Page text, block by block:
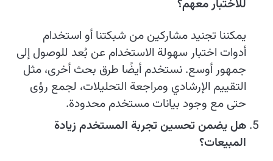
للاختبار معهم؟
يمكننا تجنيد مشاركين من شبكتنا أو استخدام
أدوات اختبار سهولة الاستخدام عن بُعد للوصول إلى
جمهور أوسع. نستخدم أيضًا طرق بحث أخرى، مثل
التقييم الإرشادي ومراجعة التحليلات، لجمع رؤى
حتى مع وجود بيانات مستخدم محدودة.
هل يضمن تحسين تجربة المستخدم زيادة
المبيعات؟